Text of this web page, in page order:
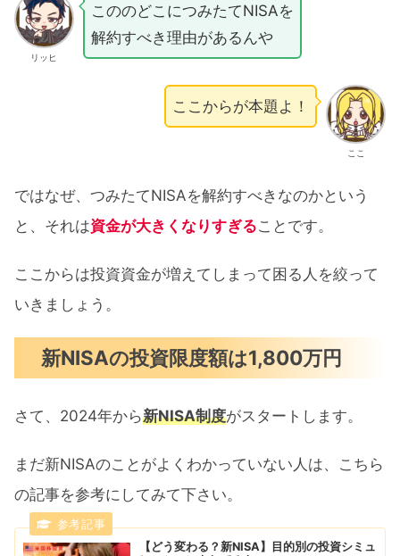
リッヒ
こののどこにつみたてNISAを
解約すべき理由があるんや
ここ
ここからが本題よ！
ではなぜ、つみたてNISAを解約すべきなのかという
と、それは資金が大きくなりすぎることです。
ここからは投資資金が増えてしまって困る人を絞って
いきましょう。
新NISAの投資限度額は1,800万円
さて、2024年から新NISA制度がスタートします。
まだ新NISAのことがよくわかっていない人は、こちら
の記事を参考にしてみて下さい。
【どう変わる？新NISA】目的別の投資シミュ